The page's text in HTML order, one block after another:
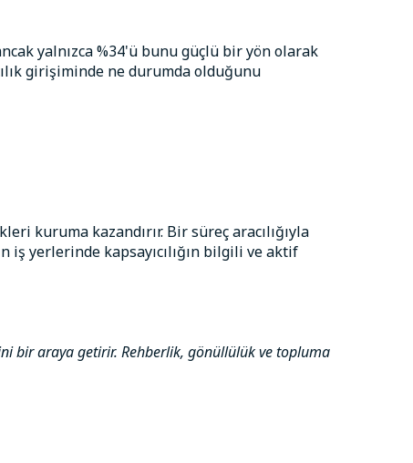
yalnızca %34'ü bunu güçlü bir yön olarak
girişiminde ne durumda olduğunu
kuruma kazandırır. Bir süreç aracılığıyla
iş yerlerinde kapsayıcılığın bilgili ve aktif
bir araya getirir. Rehberlik, gönüllülük ve topluma